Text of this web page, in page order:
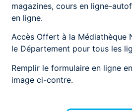
magazines, cours en ligne-
en ligne.
Accès Offert à la Médiathèque
le Département pour tous les
Remplir le formulaire en ligne
image ci-contre.